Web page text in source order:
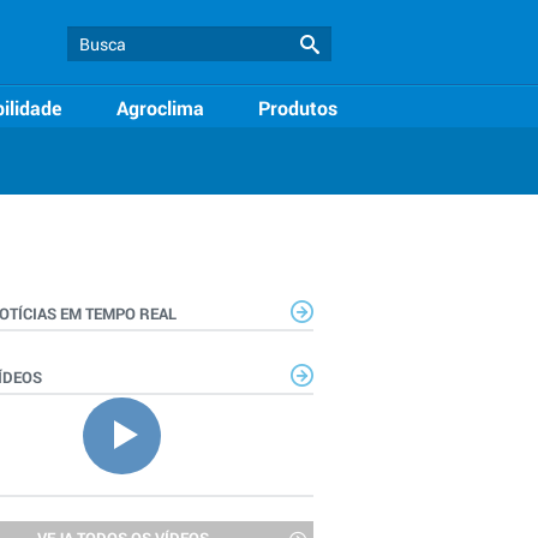
Agroclima Produtos
EM TEMPO REAL